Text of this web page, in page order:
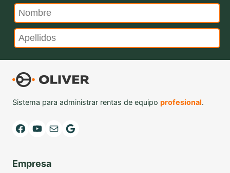
Sistema para administrar rentas de equipo profesional.
Facebook YouTube Mail Google
Empresa